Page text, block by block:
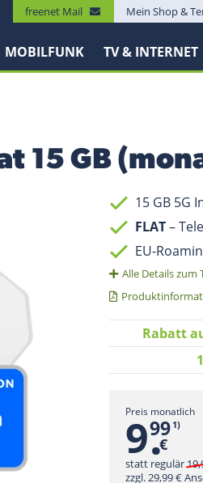
freenet Mail Mein Shop &
MOBILFUNK TV & INTERNET
15 GB
15 GB 5G
FLAT–
EU-
Alle Details zum
Rabatt
Preis monatlich
9.
99 1)
€
statt regulär
zzgl. 29,99 €